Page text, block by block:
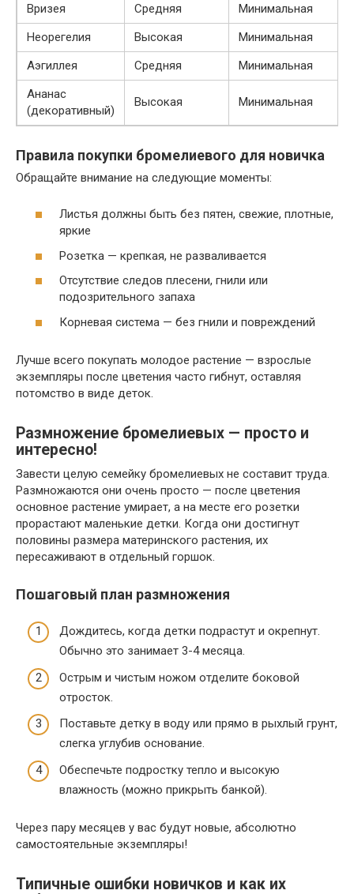
Вризея
Средняя
Минимальная
Неорегелия
Высокая
Минимальная
Аэгиллея
Средняя
Минимальная
Ананас
(декоративный)
Высокая Минимальная
Правила покупки бромелиевого для новичка
Обращайте внимание на следующие моменты:
Листья должны быть без пятен, свежие, плотные,
яркие
Розетка — крепкая, не разваливается
Отсутствие следов плесени, гнили или
подозрительного запаха
Корневая система — без гнили и повреждений
Лучше всего покупать молодое растение — взрослые
экземпляры после цветения часто гибнут, оставляя
потомство в виде деток.
Размножение бромелиевых — просто и
интересно!
Завести целую семейку бромелиевых не составит труда.
Размножаются они очень просто — после цветения
основное растение умирает, а на месте его розетки
прорастают маленькие детки. Когда они достигнут
половины размера материнского растения, их
пересаживают в отдельный горшок.
Пошаговый план размножения
Дождитесь, когда детки подрастут и окрепнут.
Обычно это занимает 3-4 месяца.
Острым и чистым ножом отделите боковой
отросток.
Поставьте детку в воду или прямо в рыхлый грунт,
слегка углубив основание.
Обеспечьте подростку тепло и высокую
влажность (можно прикрыть банкой).
Через пару месяцев у вас будут новые, абсолютно
самостоятельные экземпляры!
Типичные ошибки новичков и как их